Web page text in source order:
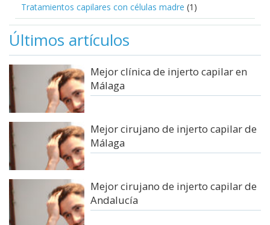
Tratamientos capilares con células madre (1)
Últimos artículos
Mejor clínica de injerto capilar en
Málaga
Mejor cirujano de injerto capilar de
Málaga
Mejor cirujano de injerto capilar de
Andalucía